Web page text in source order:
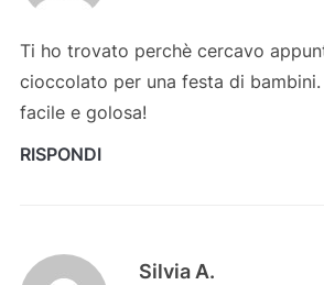
Ti ho trovato perchè cercavo
cioccolato per una festa di
facile e golosa!
RISPONDI
Silvia A.